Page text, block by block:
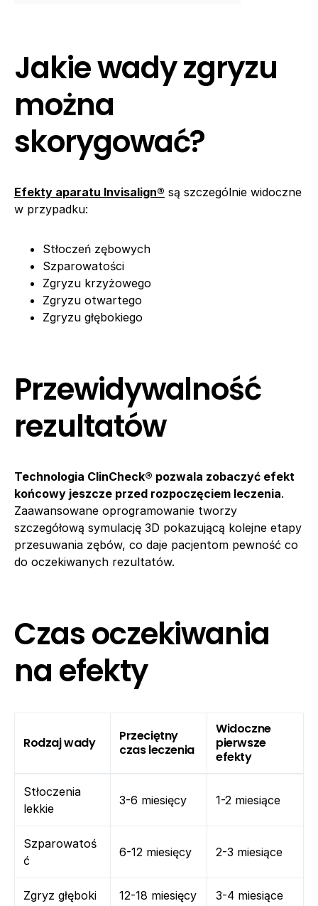
Jakie wady zgryzu
można
skorygować?
Efekty aparatu Invisalign® są szczególnie widoczne
w przypadku:
Stłoczeń zębowych
Szparowatości
Zgryzu krzyżowego
Zgryzu otwartego
Zgryzu głębokiego
Przewidywalność
rezultatów
Technologia ClinCheck® pozwala zobaczyć efekt
końcowy jeszcze przed rozpoczęciem leczenia.
Zaawansowane oprogramowanie tworzy
szczegółową symulację 3D pokazującą kolejne etapy
przesuwania zębów, co daje pacjentom pewność co
do oczekiwanych rezultatów.
Czas oczekiwania
na efekty
Rodzaj wady
Przeciętny
czas leczenia
Widoczne
pierwsze
efekty
Stłoczenia
lekkie
3-6 miesięcy 1-2 miesiące
Szparowatoś
ć
6-12 miesięcy 2-3 miesiące
Zgryz głęboki 12-18 miesięcy 3-4 miesiące